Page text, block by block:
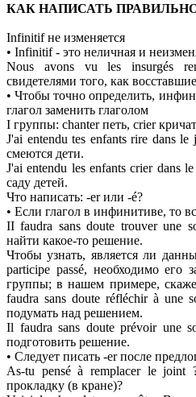
КАК НАПИСАТЬ
Infinitif не изменяется
• Infinitif - это неличная и
Nous avons vu les insurgés
свидетелями того, как
• Чтобы точно определить,
глагол заменить глаголом
I группы: chanter петь, crier
J'ai entendu tes enfants rire dans
смеются дети.
J'ai entendu les enfants crier
саду детей.
Что написать: -еr или -é?
• Если глагол в инфинитиве, то
II faudra sans doute trouver une
найти какое-то решение.
Чтобы узнать, является ли
participe passé, необходимо его
группы; в нашем примере,
faudra sans doute réfléchir à une
подумать над решением.
Il faudra sans doute prévoir une
подготовить решение.
• Следует писать -еr после
As-tu pensé à remplacer le joint
прокладку (в кране)?